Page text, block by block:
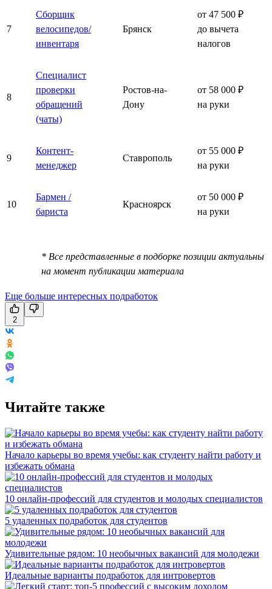
7
Сборщик
велосипедов/
инвентаря
Брянск
от 47 500 ₽
до вычета
налогов
8
Специалист
проверки
обращений
(чаты)
Ростов-на-
Дону
от 58 000 ₽
на руки
9
Контент-
менеджер
Ставрополь
от 55 000 ₽
на руки
10
Бармен /
бариста
Красноярск
от 50 000 ₽
на руки
* Все представленные в подборке позиции актуальны
на момент публикации материала
Еще больше интересных подработок
2
Читайте также
Начало карьеры во время учебы: как студенту найти работу и
избежать обмана
10 онлайн-профессий для студентов и молодых специалистов
5 удаленных подработок для студентов
Удивительные рядом: 10 необычных вакансий для молодежи
Идеальные варианты подработок для интровертов